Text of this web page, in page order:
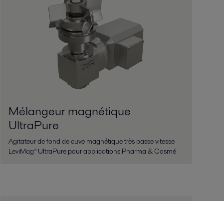
Mélangeur magnétique
UltraPure
Agitateur de fond de cuve magnétique très basse vitesse
LeviMag® UltraPure pour applications Pharma & Cosmé